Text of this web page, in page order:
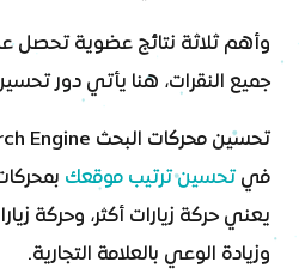
جميع النقرات، هنا يأتي دور
في تحسين ترتيب موقعك
يعني حركة زيارات أكثر، وحركة
وزيادة الوعي بالعلامة التجارية.